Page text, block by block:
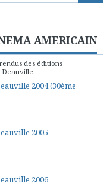
AMERICAIN
des éditions
Deauville.
2004 (30ème
2005
2006